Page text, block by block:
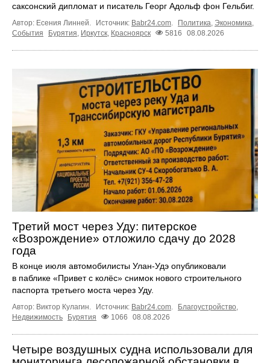
саксонский дипломат и писатель Георг Адольф фон Гельбиг.
Автор: Есения Линней. Источник: Babr24.com. Политика, Экономика,
События
Бурятия, Иркутск, Красноярск 5816 08.08.2026
Третий мост через Уду: питерское
«Возрождение» отложило сдачу до 2028
года
В конце июля автомобилисты Улан-Удэ опубликовали
в паблике «Привет с колёс» снимок нового строительного
паспорта третьего моста через Уду.
Автор: Виктор Кулагин. Источник: Babr24.com Благоустройство
Недвижимость
Бурятия 1066 08.08.2026
Четыре воздушных судна использовали для